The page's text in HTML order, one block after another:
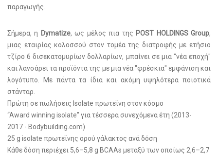
παραγωγής.
Σήμερα, η Dymatize, ως μέλος πια της POST HOLDINGS Group,
μιας εταιρίας κολοσσού στον τομέα της διατροφής με ετήσιο
τζίρο 6 δισεκατομυρίων δολλαρίων, μπαίνει σε μια "νέα εποχή"
και λανσάρει τα προϊόντα της με μια νέα "φρέσκια" εμφάνιση και
λογότυπο. Με πάντα τα ίδια και ακόμη υψηλότερα ποιοτικά
στάνταρ.
Πρώτη σε πωλήσεις Isolate πρωτεΐνη στον κόσμο
“Award winning isolate” για τέσσερα συνεχόμενα έτη (2013-
2017 - Bodybuilding.com)
25 g isolate πρωτεΐνης ορού γάλακτος ανά δόση
Κάθε δόση περιέχει 5,6–5,8 g BCAAs μεταξύ των οποίως 2,6–2,7